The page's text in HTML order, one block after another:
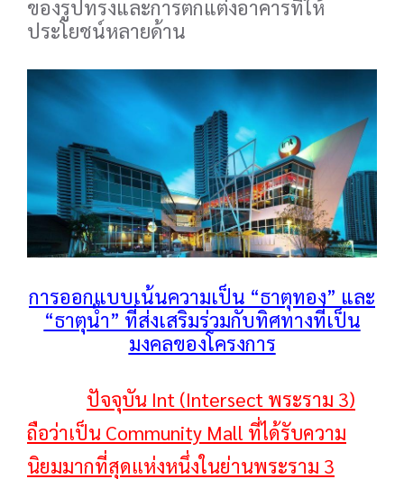
ของรูปทรงและการตกแต่งอาคารที่ให้
ประโยชน์หลายด้าน
การออกแบบเน้นความเป็น “ธาตุทอง” และ
“ธาตุน้ำ” ที่ส่งเสริมร่วมกับทิศทางที่เป็น
มงคลของโครงการ
ปัจจุบัน Int (Intersect พระราม 3)
ถือว่าเป็น Community Mall ที่ได้รับความ
นิยมมากที่สุดแห่งหนึ่งในย่านพระราม 3